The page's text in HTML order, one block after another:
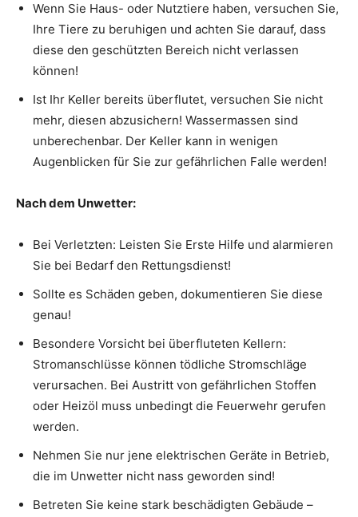
Wenn Sie Haus- oder Nutztiere haben, versuchen Sie,
Ihre Tiere zu beruhigen und achten Sie darauf, dass
diese den geschützten Bereich nicht verlassen
können!
Ist Ihr Keller bereits überflutet, versuchen Sie nicht
mehr, diesen abzusichern! Wassermassen sind
unberechenbar. Der Keller kann in wenigen
Augenblicken für Sie zur gefährlichen Falle werden!
Nach dem Unwetter:
Bei Verletzten: Leisten Sie Erste Hilfe und alarmieren
Sie bei Bedarf den Rettungsdienst!
Sollte es Schäden geben, dokumentieren Sie diese
genau!
Besondere Vorsicht bei überfluteten Kellern:
Stromanschlüsse können tödliche Stromschläge
verursachen. Bei Austritt von gefährlichen Stoffen
oder Heizöl muss unbedingt die Feuerwehr gerufen
werden.
Nehmen Sie nur jene elektrischen Geräte in Betrieb,
die im Unwetter nicht nass geworden sind!
Betreten Sie keine stark beschädigten Gebäude –